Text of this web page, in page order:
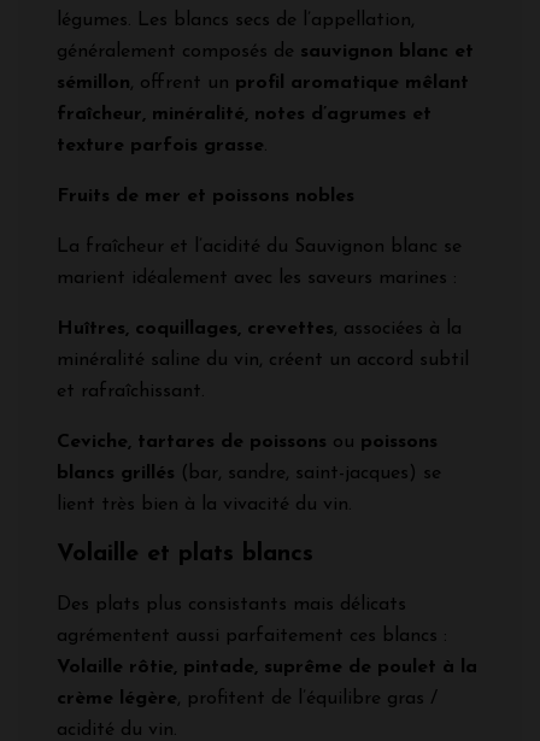
légumes. Les blancs secs de l’appellation,
généralement composés de sauvignon blanc et
sémillon, offrent un profil aromatique mêlant
fraîcheur, minéralité, notes d’agrumes et
texture parfois grasse.
Fruits de mer et poissons nobles
La fraîcheur et l’acidité du Sauvignon blanc se
marient idéalement avec les saveurs marines :
Huîtres, coquillages, crevettes, associées à la
minéralité saline du vin, créent un accord subtil
et rafraîchissant.
Ceviche, tartares de poissons ou poissons
blancs grillés (bar, sandre, saint-jacques) se
lient très bien à la vivacité du vin.
Volaille et plats blancs
Des plats plus consistants mais délicats
agrémentent aussi parfaitement ces blancs :
Volaille rôtie, pintade, suprême de poulet à la
crème légère, profitent de l’équilibre gras /
acidité du vin.